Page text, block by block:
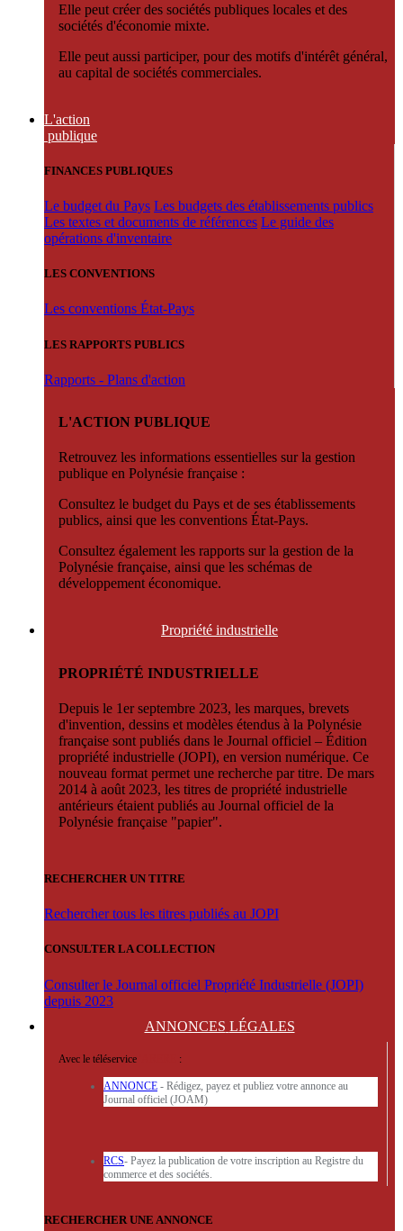
Elle peut créer des sociétés publiques locales et des
sociétés d'économie mixte.
Elle peut aussi participer, pour des motifs d'intérêt général,
au capital de sociétés commerciales.
L'action
publique
FINANCES PUBLIQUES
Le budget du Pays Les budgets des établissements publics
Les textes et documents de références Le guide des
opérations d'inventaire
LES CONVENTIONS
Les conventions État-Pays
LES RAPPORTS PUBLICS
Rapports - Plans d'action
L'ACTION PUBLIQUE
Retrouvez les informations essentielles sur la gestion
publique en Polynésie française :
Consultez le budget du Pays et de ses établissements
publics, ainsi que les conventions État-Pays.
Consultez également les rapports sur la gestion de la
Polynésie française, ainsi que les schémas de
développement économique.
Propriété industrielle
PROPRIÉTÉ INDUSTRIELLE
Depuis le 1er septembre 2023, les marques, brevets
d'invention, dessins et modèles étendus à la Polynésie
française sont publiés dans le Journal officiel – Édition
propriété industrielle (JOPI), en version numérique. Ce
nouveau format permet une recherche par titre. De mars
2014 à août 2023, les titres de propriété industrielle
antérieurs étaient publiés au Journal officiel de la
Polynésie française "papier".
RECHERCHER UN TITRE
Rechercher tous les titres publiés au JOPI
CONSULTER LA COLLECTION
Consulter le Journal officiel Propriété Industrielle (JOPI)
depuis 2023
ANNONCES LÉGALES
Avec le téléservice :
ANNONCE - Rédigez, payez et publiez votre annonce au
Journal officiel (JOAM)
RCS- Payez la publication de votre inscription au Registre du
commerce et des sociétés.
RECHERCHER UNE ANNONCE